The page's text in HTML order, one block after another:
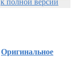
Оригинальное